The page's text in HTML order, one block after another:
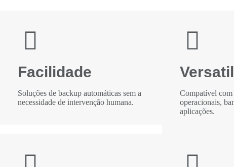
Facilidade
Soluções de backup automáticas sem a
necessidade de intervenção humana.
Compatível com
operacionais,
aplicações.